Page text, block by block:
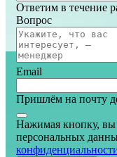
Ответим в течение
Вопрос
Email
Пришлём на почту
Нажимая кнопку, вы
персональных